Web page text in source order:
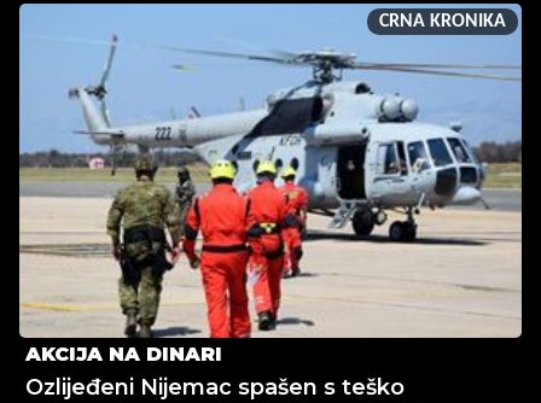
CRNA KRONIKA
AKCIJA NA DINARI
Ozlijeđeni Nijemac spašen s teško